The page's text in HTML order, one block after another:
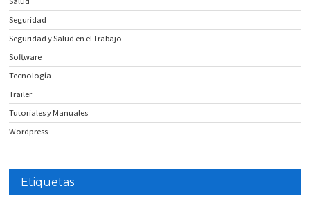
Seguridad
Seguridad y Salud en el Trabajo
Software
Tecnología
Trailer
Tutoriales y Manuales
Wordpress
Etiquetas